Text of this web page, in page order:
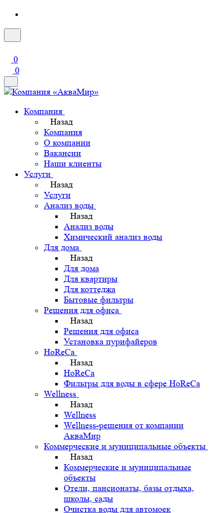
0
0
Компания
Назад
Компания
О компании
Вакансии
Наши клиенты
Услуги
Назад
Услуги
Анализ воды
Назад
Анализ воды
Химический анализ воды
Для дома
Назад
Для дома
Для квартиры
Для коттеджа
Бытовые фильтры
Решения для офиса
Назад
Решения для офиса
Установка пурифайеров
HoReCa
Назад
HoReCa
Фильтры для воды в сфере HoReCa
Wellness
Назад
Wellness
Wellness-решения от компании
АкваМир
Коммерческие и муниципальные объекты
Назад
Коммерческие и муниципальные
объекты
Отели, пансионаты, базы отдыха,
школы, сады
Очистка воды для автомоек